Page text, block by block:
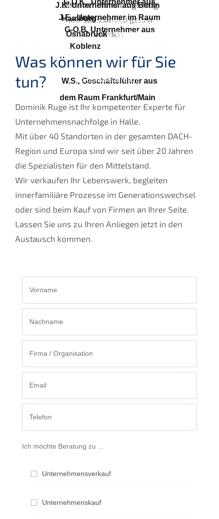
Spezialdienstleistungen und
Online-Handelshaus
Unternehmens langfristig
und substantiell gelöst
werden.
W.S., Geschäftsführer aus
dem Raum Frankfurt/Main
Entsorgungsdienstleister,
Nischensegment
G-O.B, Unternehmer aus
Koblenz
Dienstleister Hard- und
Softwarebereich
J.K. Unternehmer aus Berlin
Handel und Dienstleistungen
G.O.K., Unternehmer aus
Hamburg, Dienstleister mit
eigenen Filialstandorten
J.F. , Unternehmer im Raum
Osnabrück, Handel und
technische Dienstleistungen
Was können wir für Sie
tun?
Dominik Ruge ist Ihr kompetenter Experte für
Unternehmensnachfolge in Halle.
Mit über 40 Standorten in der gesamten DACH-
Region und Europa sind wir seit über 20 Jahren
die Spezialisten für den Mittelstand.
Wir verkaufen Ihr Lebenswerk, begleiten
innerfamiliäre Prozesse im Generationswechsel
oder sind beim Kauf von Firmen an Ihrer Seite.
Lassen Sie uns zu Ihren Anliegen jetzt in den
Austausch kommen.
Ich möchte Beratung zu ...
Unternehmensverkauf
Unternehmenskauf